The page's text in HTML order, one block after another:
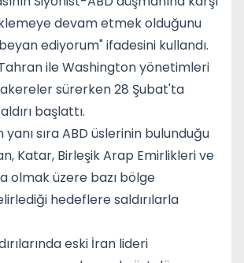
devam etmek olduğunu
ediyorum" ifadesini kullandı.
ile Washington yönetimleri
sürerken 28 Şubat'ta
başlattı.
yanı sıra ABD üslerinin bulunduğu
Katar, Birleşik Arap Emirlikleri ve
olmak üzere bazı bölge
hedeflere saldırılarla
eski İran lideri